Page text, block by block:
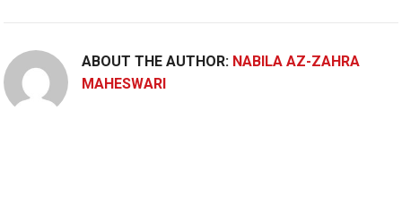
ABOUT THE AUTHOR: NABILA AZ-ZAHRA
MAHESWARI